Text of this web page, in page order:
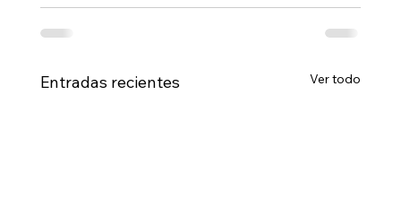
Entradas recientes Ver todo